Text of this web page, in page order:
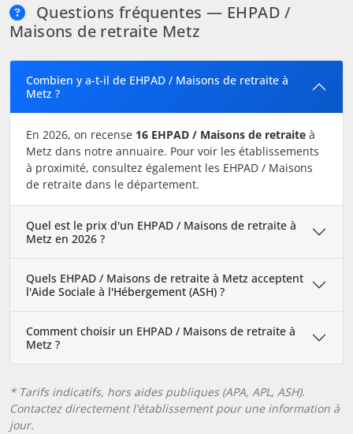
Questions fréquentes — EHPAD /
Maisons de retraite Metz
Combien y a-t-il de EHPAD / Maisons de retraite à
Metz ?
En 2026, on recense 16 EHPAD / Maisons de retraite à
Metz dans notre annuaire. Pour voir les établissements
à proximité, consultez également les EHPAD / Maisons
de retraite dans le département.
Quel est le prix d'un EHPAD / Maisons de retraite à
Metz en 2026 ?
Quels EHPAD / Maisons de retraite à Metz acceptent
l'Aide Sociale à l'Hébergement (ASH) ?
Comment choisir un EHPAD / Maisons de retraite à
Metz ?
* Tarifs indicatifs, hors aides publiques (APA, APL, ASH).
Contactez directement l'établissement pour une information à
jour.